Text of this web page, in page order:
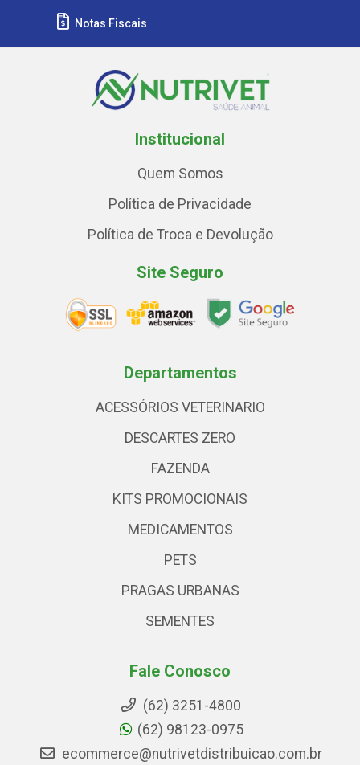
Notas Fiscais
Institucional
Quem Somos
Política de Privacidade
Política de Troca e Devolução
Site Seguro
Departamentos
ACESSÓRIOS VETERINARIO
DESCARTES ZERO
FAZENDA
KITS PROMOCIONAIS
MEDICAMENTOS
PETS
PRAGAS URBANAS
SEMENTES
Fale Conosco
(62) 3251-4800
(62) 98123-0975
ecommerce@nutrivetdistribuicao.com.br